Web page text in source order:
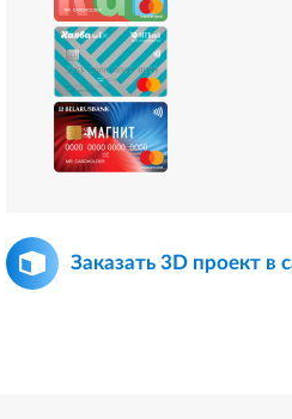
Заказать 3D проект в